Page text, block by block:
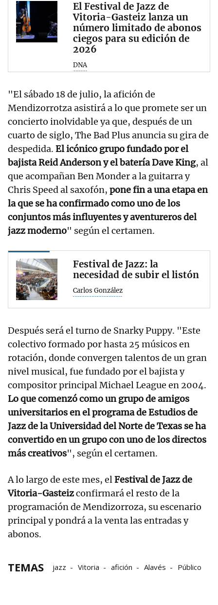
El Festival de Jazz de
Vitoria-Gasteiz lanza un
número limitado de abonos
ciegos para su edición de
2026
DNA
"El sábado 18 de julio, la afición de
Mendizorrotza asistirá a lo que promete ser un
concierto inolvidable ya que, después de un
cuarto de siglo, The Bad Plus anuncia su gira de
despedida. El icónico grupo fundado por el
bajista Reid Anderson y el batería Dave King, al
que acompañan Ben Monder a la guitarra y
Chris Speed al saxofón, pone fin a una etapa en
la que se ha confirmado como uno de los
conjuntos más influyentes y aventureros del
jazz moderno" según el certamen.
Festival de Jazz: la
necesidad de subir el listón
Carlos González
Después será el turno de Snarky Puppy. "Este
colectivo formado por hasta 25 músicos en
rotación, donde convergen talentos de un gran
nivel musical, fue fundado por el bajista y
compositor principal Michael League en 2004.
Lo que comenzó como un grupo de amigos
universitarios en el programa de Estudios de
Jazz de la Universidad del Norte de Texas se ha
convertido en un grupo con uno de los directos
más creativos", según el certamen.
A lo largo de este mes, elFestival de Jazz de
Vitoria-Gasteizconfirmará el resto de la
programación de Mendizorroza, su escenario
principal y pondrá a la venta las entradas y
abonos.
TEMAS jazz Vitoria afición Alavés Público